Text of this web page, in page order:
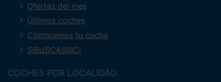
Ofertas del mes
Últimos coches
Compramos tu coche
SIBUSCASBICI
COCHES POR LOCALIDAD